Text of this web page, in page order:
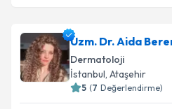
Uzm. Dr. Aida
Dermatoloji
İstanbul, Ataşehir
5 (7 Değerlendirme)